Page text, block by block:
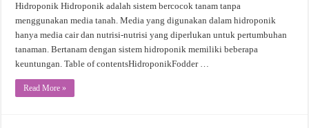
Hidroponik Hidroponik adalah sistem bercocok tanam tanpa
menggunakan media tanah. Media yang digunakan dalam hidroponik
hanya media cair dan nutrisi-nutrisi yang diperlukan untuk pertumbuhan
tanaman. Bertanam dengan sistem hidroponik memiliki beberapa
keuntungan. Table of contentsHidroponikFodder …
Read More »